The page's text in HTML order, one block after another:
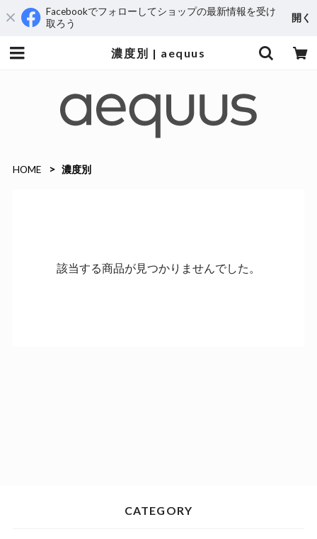
Facebookでフォローしてショップの最新情報を受け
取ろう
開く
濃度別 | aequus
HOME 濃度別
該当する商品が見つかりませんでした。
CATEGORY